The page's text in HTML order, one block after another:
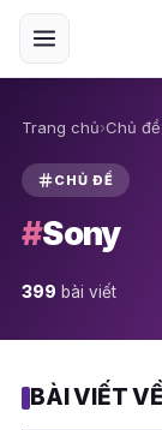
Trang chủ›Chủ đề
CHỦ ĐỀ
#Sony
399 bài viết
BÀI VIẾT